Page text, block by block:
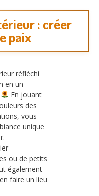
: créer
paix
réfléchi
en un
En jouant
des
vous
unique
ou de petits
également
faire un lieu